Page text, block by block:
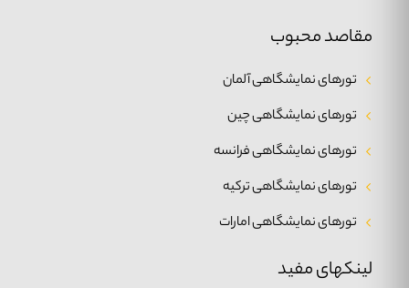
لینکهای مفید
مقاصد محبوب
تورهای نمایشگاهی آلمان
تورهای نمایشگاهی چین
تورهای نمایشگاهی فرانسه
تورهای نمایشگاهی ترکیه
تورهای نمایشگاهی امارات